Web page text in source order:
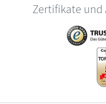
Zertifikate und